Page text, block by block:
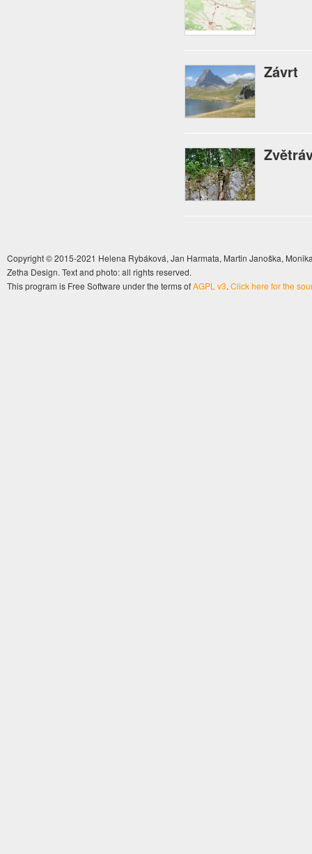
Závrt
Copyright © 2015-2021 Helena Rybáková, Jan Harmata, Martin Janoška,
Zetha Design. Text and photo: all rights reserved.
This program is Free Software under the terms ofAGPL v3. Click here for the